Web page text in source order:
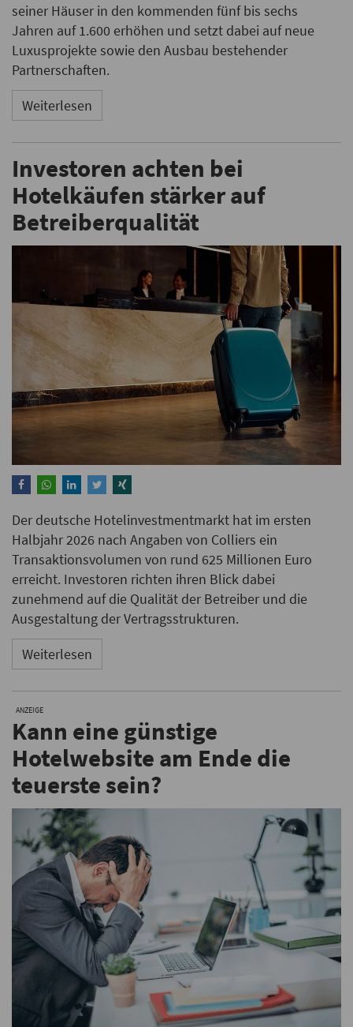
seiner Häuser in den kommenden fünf bis sechs
Jahren auf 1.600 erhöhen und setzt dabei auf neue
Luxusprojekte sowie den Ausbau bestehender
Partnerschaften.
Weiterlesen
Investoren achten bei
Hotelkäufen stärker auf
Betreiberqualität
Der deutsche Hotelinvestmentmarkt hat im ersten
Halbjahr 2026 nach Angaben von Colliers ein
Transaktionsvolumen von rund 625 Millionen Euro
erreicht. Investoren richten ihren Blick dabei
zunehmend auf die Qualität der Betreiber und die
Ausgestaltung der Vertragsstrukturen.
Weiterlesen
ANZEIGE
Kann eine günstige
Hotelwebsite am Ende die
teuerste sein?